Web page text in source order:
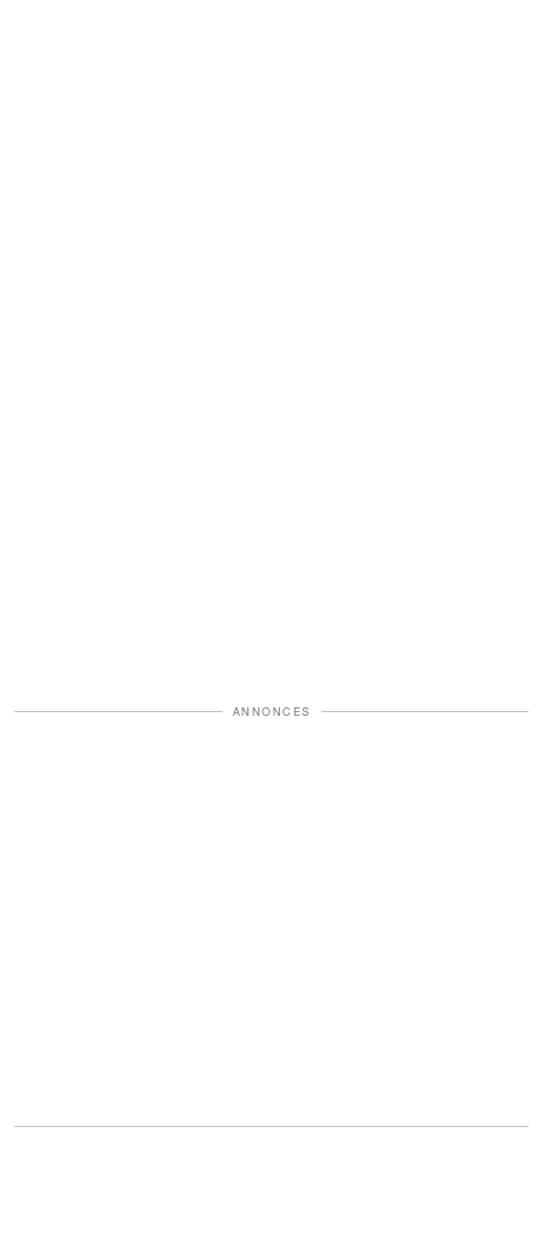
ANNONCES